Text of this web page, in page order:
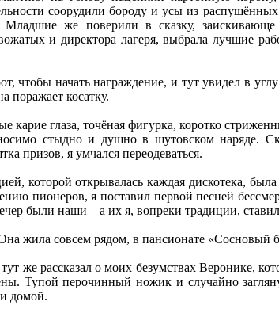
соорудили бороду и усы из
же поверили в сказку,
и директора лагеря, выбрала лучшие
чтобы начать награждение, и тут увидел в
поражает косатку.
карие глаза, точёная фигурка, коротко
стыдно и душно в шутовском наряде.
призов, я умчался переодеваться.
которой открывалась каждая дискотека,
пионеров, я поставил первой песней
были наши – а их я, вопреки традиции,
жила совсем рядом, в пансионате «Сосновый
же рассказал о моих безумствах Веронике,
Тупой перочинный ножик и случайно
домой.